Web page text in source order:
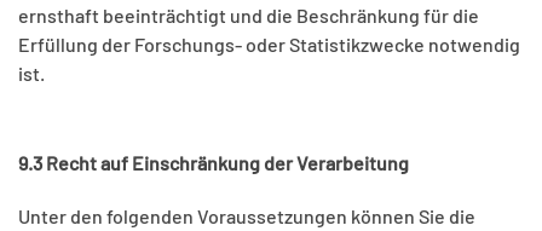
ernsthaft beeinträchtigt und die Beschränkung für die
Erfüllung der Forschungs- oder Statistikzwecke notwendig
ist.
9.3 Recht auf Einschränkung der Verarbeitung
Unter den folgenden Voraussetzungen können Sie die